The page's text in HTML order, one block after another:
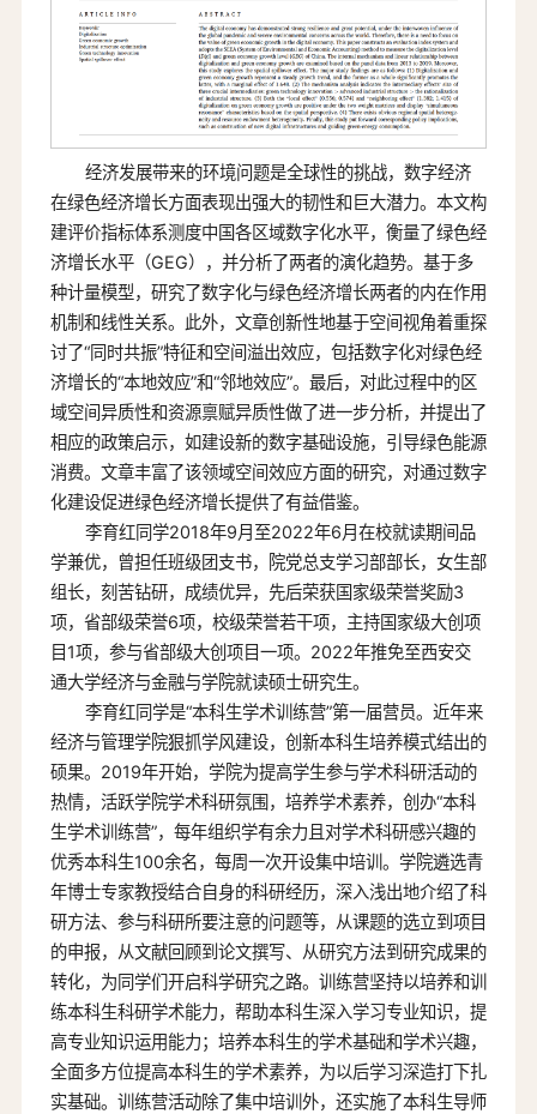
经济发展带来的环境问题是全球性的挑战，数字经济
在绿色经济增长方面表现出强大的韧性和巨大潜力。本文构
建评价指标体系测度中国各区域数字化水平，衡量了绿色经
济增长水平（GEG），并分析了两者的演化趋势。基于多
种计量模型，研究了数字化与绿色经济增长两者的内在作用
机制和线性关系。此外，文章创新性地基于空间视角着重探
讨了“同时共振”特征和空间溢出效应，包括数字化对绿色经
济增长的“本地效应”和“邻地效应”。最后，对此过程中的区
域空间异质性和资源禀赋异质性做了进一步分析，并提出了
相应的政策启示，如建设新的数字基础设施，引导绿色能源
消费。文章丰富了该领域空间效应方面的研究，对通过数字
化建设促进绿色经济增长提供了有益借鉴。
李育红同学2018年9月至2022年6月在校就读期间品
学兼优，曾担任班级团支书，院党总支学习部部长，女生部
组长，刻苦钻研，成绩优异，先后荣获国家级荣誉奖励3
项，省部级荣誉6项，校级荣誉若干项，主持国家级大创项
目1项，参与省部级大创项目一项。2022年推免至西安交
通大学经济与金融与学院就读硕士研究生。
李育红同学是“本科生学术训练营”第一届营员。近年来
经济与管理学院狠抓学风建设，创新本科生培养模式结出的
硕果。2019年开始，学院为提高学生参与学术科研活动的
热情，活跃学院学术科研氛围，培养学术素养，创办“本科
生学术训练营”，每年组织学有余力且对学术科研感兴趣的
优秀本科生100余名，每周一次开设集中培训。学院遴选青
年博士专家教授结合自身的科研经历，深入浅出地介绍了科
研方法、参与科研所要注意的问题等，从课题的选立到项目
的申报，从文献回顾到论文撰写、从研究方法到研究成果的
转化，为同学们开启科学研究之路。训练营坚持以培养和训
练本科生科研学术能力，帮助本科生深入学习专业知识，提
高专业知识运用能力；培养本科生的学术基础和学术兴趣，
全面多方位提高本科生的学术素养，为以后学习深造打下扎
实基础。训练营活动除了集中培训外，还实施了本科生导师